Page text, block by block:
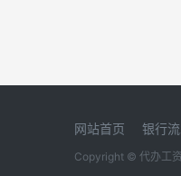
网站首页 银行
Copyright © 代办工